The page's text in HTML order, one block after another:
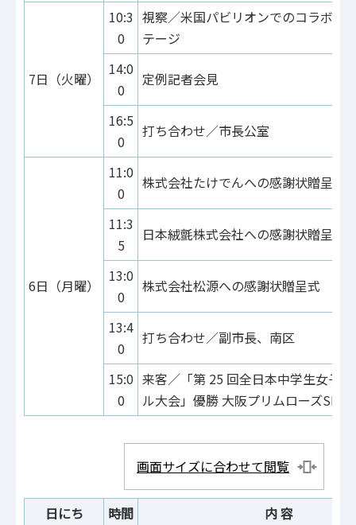
7日（火曜）
10:3
0
視察／米国パビリオンでのコラボレ
テージ
14:0
0
定例記者会見
16:5
0
打ち合わせ／市長公室
6日（月曜）
11:0
0
株式会社たけでんへの感謝状贈呈式
11:3
5
日本絨氈株式会社への感謝状贈呈式
13:0
0
株式会社松源への感謝状贈呈式
13:4
0
打ち合わせ／副市長、南区
15:0
0
来客／「第 25 回全日本中学生女子
ル大会」優勝 大阪プリムローズSBC
画面サイズに合わせて閲覧
日にち 時間 内 容